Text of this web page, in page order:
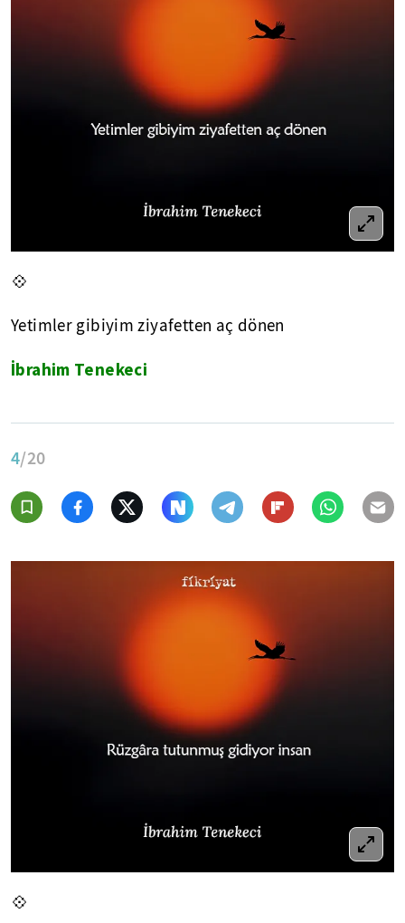
💠
Yetimler gibiyim ziyafetten aç dönen
İbrahim Tenekeci
4/20
💠